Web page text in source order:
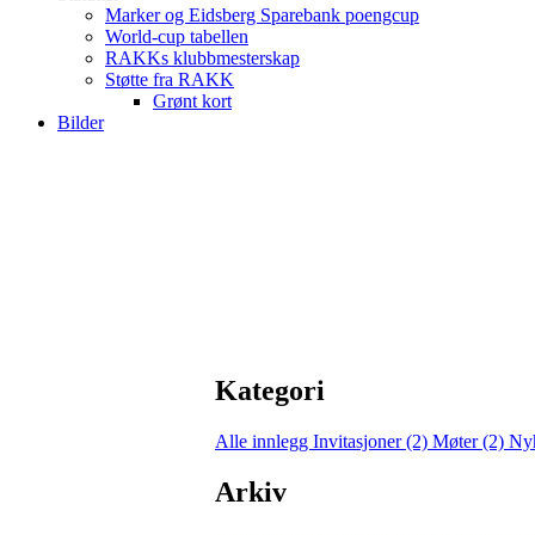
Marker og Eidsberg Sparebank poengcup
World-cup tabellen
RAKKs klubbmesterskap
Støtte fra RAKK
Grønt kort
Bilder
Kategori
Alle innlegg Invitasjoner (2) Møter (2)
Arkiv